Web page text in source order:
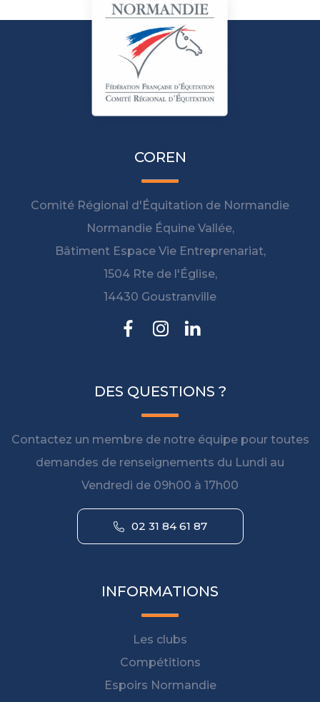
COREN
Comité Régional d'Équitation de Normandie
Normandie Équine Vallée,
Bâtiment Espace Vie Entreprenariat,
1504 Rte de l'Église,
14430 Goustranville
DES QUESTIONS ?
Contactez un membre de notre équipe pour toutes
demandes de renseignements du Lundi au
Vendredi de 09h00 à 17h00
02 31 84 61 87
INFORMATIONS
Les clubs
Compétitions
Espoirs Normandie